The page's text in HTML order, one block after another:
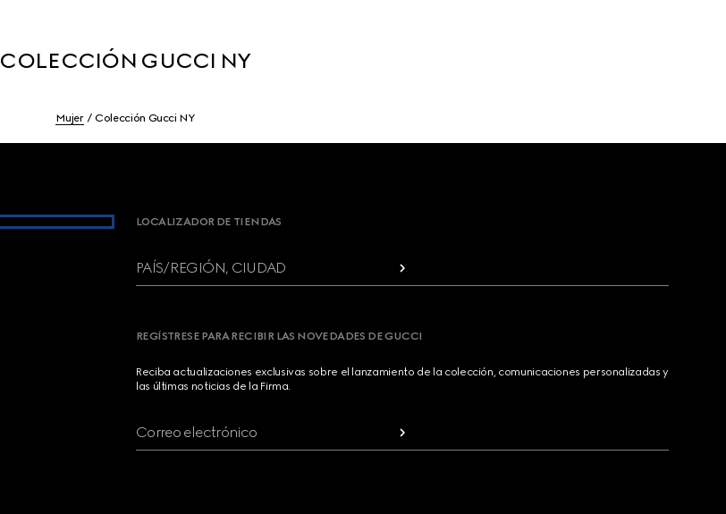
COLECCIÓN GUCCI NY
Mujer Colección Gucci NY
LOCALIZADOR DE TIENDAS
PAÍS/REGIÓN, CIUDAD
REGÍSTRESE PARA RECIBIR LAS NOVEDADES DE GUCCI
Reciba actualizaciones exclusivas sobre el lanzamiento de la colección, comunicaciones personalizadas y
las últimas noticias de la Firma.
Correo electrónico